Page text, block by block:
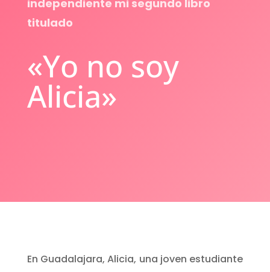
independiente mi segundo libro
titulado
«Yo no soy
Alicia»
En Guadalajara, Alicia, una joven estudiante